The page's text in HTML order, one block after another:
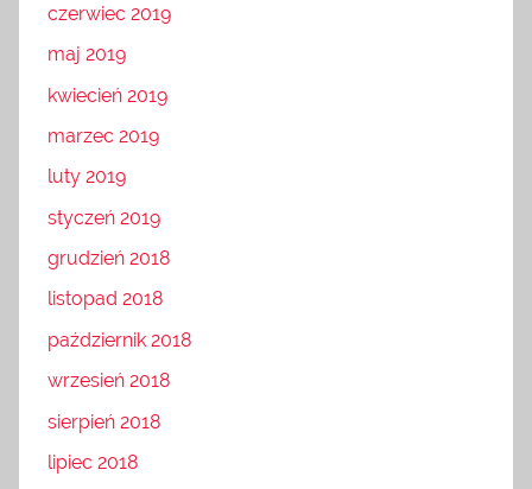
czerwiec 2019
maj 2019
kwiecień 2019
marzec 2019
luty 2019
styczeń 2019
grudzień 2018
listopad 2018
październik 2018
wrzesień 2018
sierpień 2018
lipiec 2018